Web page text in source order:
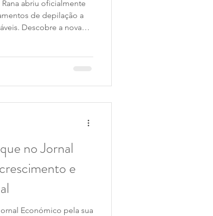
abriu oficialmente
de depilação a
Descobre a nova
no Jornal
e
Económico pela sua